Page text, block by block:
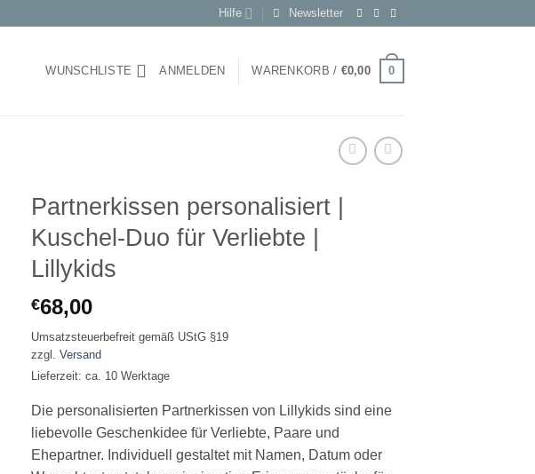
Hilfe Newsletter
WUNSCHLISTE ANMELDEN WARENKORB / €0,00 0
Partnerkissen personalisiert |
Kuschel-Duo für Verliebte |
Lillykids
€68,00
Umsatzsteuerbefreit gemäß UStG §19
zzgl. Versand
Lieferzeit: ca. 10 Werktage
Die personalisierten Partnerkissen von Lillykids sind eine
liebevolle Geschenkidee für Verliebte, Paare und
Ehepartner. Individuell gestaltet mit Namen, Datum oder